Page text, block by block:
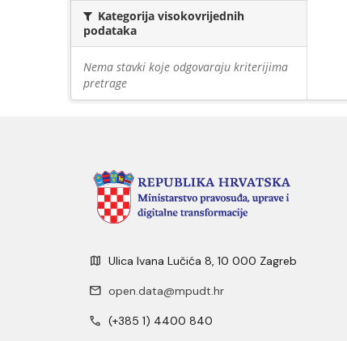
Kategorija visokovrijednih
podataka
Nema stavki koje odgovaraju kriterijima
pretrage